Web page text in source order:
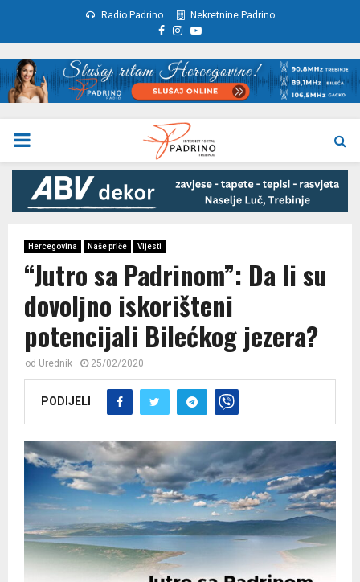
Radio Padrino Nekretnine Padrino
Facebook
Instagram
Youtube
PRIMARY
MENU
Hercegovina Naše priče Vijesti
“Jutro sa Padrinom”: Da li su
dovoljno iskorišteni
potencijali Bilećkog jezera?
od Urednik 25/02/2020
PODIJELI